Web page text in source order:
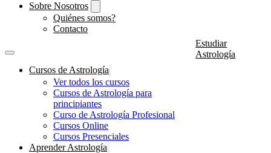
Sobre Nosotros
Quiénes somos?
Contacto
Cursos de Astrología
Ver todos los cursos
Cursos de Astrología para
principiantes
Curso de Astrología Profesional
Cursos Online
Cursos Presenciales
Aprender Astrología
Estudiar
Astrología